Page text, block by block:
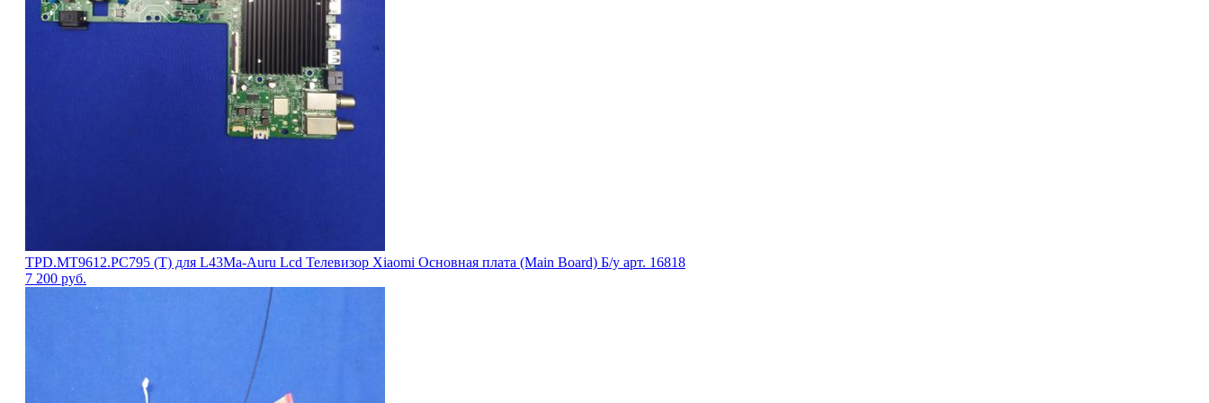
TPD.MT9612.PC795 (T) для L43Ma-Auru Lcd Телевизор Xiaomi Основная плата (Main Board) Б/у арт. 16818
7 200 руб.